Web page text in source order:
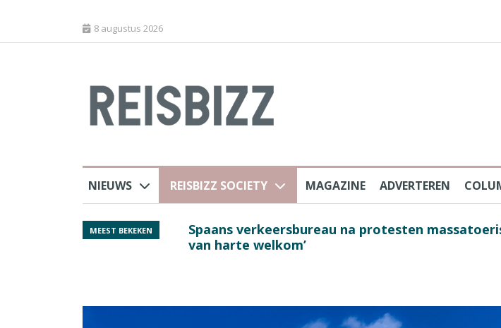
8 augustus 2026
NIEUWS REISBIZZ SOCIETY MAGAZINE ADVERTEREN
MEEST BEKEKEN
Spaans verkeersbureau na protesten
van harte welkom’